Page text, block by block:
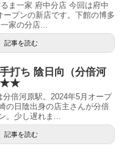
ま一家 府中分店 今回は府中
ープンの新店です。下館の博多
家の分店...
記事を読む
打ち 陰日向（分倍河
倍河原駅。2024年5月オープ
の日陰出身の店主さんが分倍
。少し遅れま...
記事を読む